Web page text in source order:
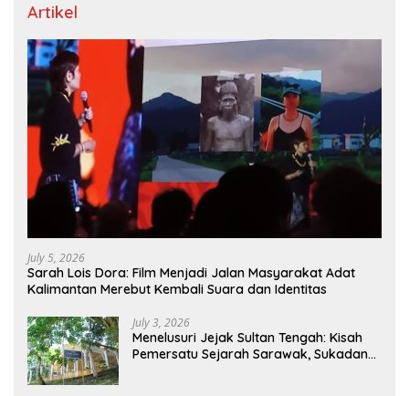
Artikel
July 5, 2026
Sarah Lois Dora: Film Menjadi Jalan Masyarakat Adat
Kalimantan Merebut Kembali Suara dan Identitas
July 3, 2026
Menelusuri Jejak Sultan Tengah: Kisah
Pemersatu Sejarah Sarawak, Sukadana,